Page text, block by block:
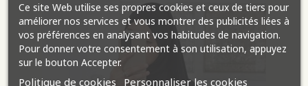
Ce site Web utilise ses propres cookies et ceux de tiers pour
améliorer nos services et vous montrer des publicités liées à
vos préférences en analysant vos habitudes de navigation.
Pour donner votre consentement à son utilisation, appuyez
sur le bouton Accepter.
Politique de cookies Personnaliser les cookies